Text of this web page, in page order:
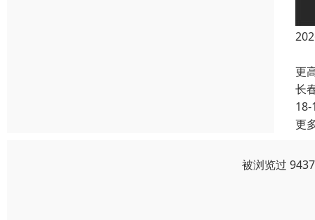
更
长
18-
更
被浏览过